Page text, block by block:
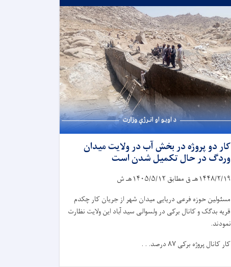
کار دو پروژه در بخش آب در ولایت میدان
وردگ در حال تکمیل شدن است
۱۴۴۸/۲/۱۹هـ ق مطابق ۱۴۰۵/۵/۱۲هـ ش
مسئولین حوزه فرعی دریایی میدان شهر از جریان کار چکدم
قریه بدگک و کانال برکی در ولسوالی سید آباد این ولایت نظارت
نمودند.
کار کانال پروژه برکی۸۷درصد. . .